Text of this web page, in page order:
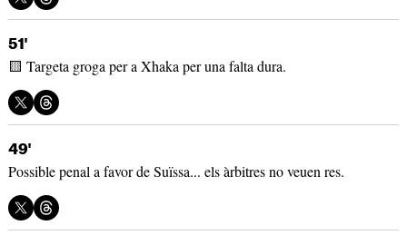
51'
🟨 Targeta groga per a Xhaka per una falta dura.
49'
Possible penal a favor de Suïssa... els àrbitres no veuen res.